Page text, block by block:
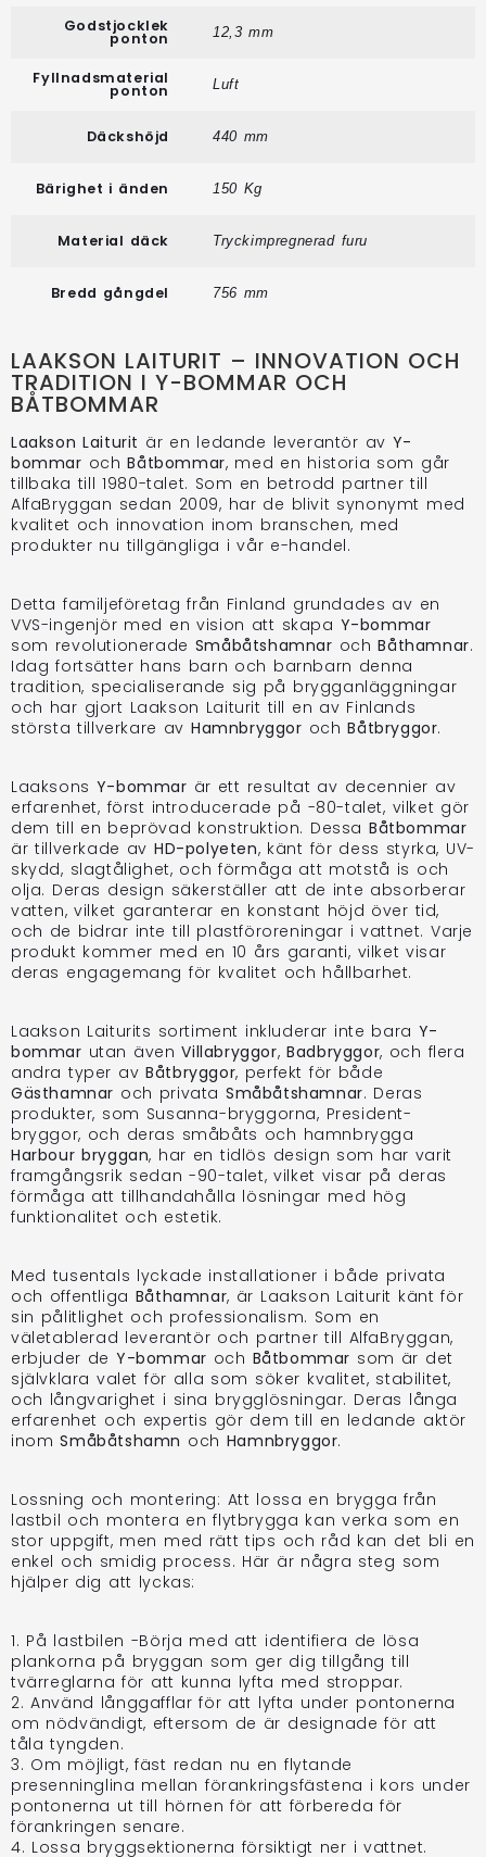
Godstjocklek
ponton 12,3 mm
Fyllnadsmaterial
ponton Luft
Däckshöjd 440 mm
Bärighet i änden 150 Kg
Material däck Tryckimpregnerad furu
Bredd gångdel 756 mm
LAAKSON LAITURIT – INNOVATION OCH
TRADITION I Y-BOMMAR OCH
BÅTBOMMAR
Laakson Laiturit är en ledande leverantör av Y-
bommar ochBåtbommar, med en historia som går
tillbaka till 1980-talet. Som en betrodd partner till
AlfaBryggan sedan 2009, har de blivit synonymt med
kvalitet och innovation inom branschen, med
produkter nu tillgängliga i vår e-handel.
Detta familjeföretag från Finland grundades av en
VVS-ingenjör med en vision att skapa Y-bommar
som revolutionerade Småbåtshamnar ochBåthamnar.
Idag fortsätter hans barn och barnbarn denna
tradition, specialiserande sig på brygganläggningar
och har gjort Laakson Laiturit till en av Finlands
största tillverkare av Hamnbryggor ochBåtbryggor.
Laaksons Y-bommar är ett resultat av decennier av
erfarenhet, först introducerade på -80-talet, vilket gör
dem till en beprövad konstruktion. DessaBåtbommar
är tillverkade av HD-polyeten, känt för dess styrka, UV-
skydd, slagtålighet, och förmåga att motstå is och
olja. Deras design säkerställer att de inte absorberar
vatten, vilket garanterar en konstant höjd över tid,
och de bidrar inte till plastföroreningar i vattnet. Varje
produkt kommer med en 10 års garanti, vilket visar
deras engagemang för kvalitet och hållbarhet.
Laakson Laiturits sortiment inkluderar inte bara Y-
bommar utan ävenVillabryggor,Badbryggor, och flera
andra typer avBåtbryggor, perfekt för både
Gästhamnar och privata Småbåtshamnar. Deras
produkter, som Susanna-bryggorna, President-
bryggor, och deras småbåts och hamnbrygga
Harbour bryggan, har en tidlös design som har varit
framgångsrik sedan -90-talet, vilket visar på deras
förmåga att tillhandahålla lösningar med hög
funktionalitet och estetik.
Med tusentals lyckade installationer i både privata
och offentliga Båthamnar, är Laakson Laiturit känt för
sin pålitlighet och professionalism. Som en
väletablerad leverantör och partner till AlfaBryggan,
erbjuder de Y-bommar och Båtbommar som är det
självklara valet för alla som söker kvalitet, stabilitet,
och långvarighet i sina brygglösningar. Deras långa
erfarenhet och expertis gör dem till en ledande aktör
inomSmåbåtshamn och Hamnbryggor.
Lossning och montering: Att lossa en brygga från
lastbil och montera en flytbrygga kan verka som en
stor uppgift, men med rätt tips och råd kan det bli en
enkel och smidig process. Här är några steg som
hjälper dig att lyckas:
1. På lastbilen -Börja med att identifiera de lösa
plankorna på bryggan som ger dig tillgång till
tvärreglarna för att kunna lyfta med stroppar.
2. Använd långgafflar för att lyfta under pontonerna
om nödvändigt, eftersom de är designade för att
tåla tyngden.
3. Om möjligt, fäst redan nu en flytande
presenninglina mellan förankringsfästena i kors under
pontonerna ut till hörnen för att förbereda för
förankringen senare.
4. Lossa bryggsektionerna försiktigt ner i vattnet.